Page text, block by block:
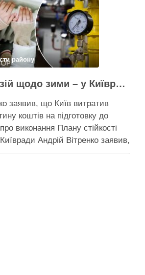
району
Жодних ілюзій щодо зими – у Київраді закидають, що КМДА виконала План стійкості на 20%
заявив, що Київ витратив
коштів на підготовку до
виконання Плану стійкості
Андрій Вітренко заявив,
столична влада
сезону …